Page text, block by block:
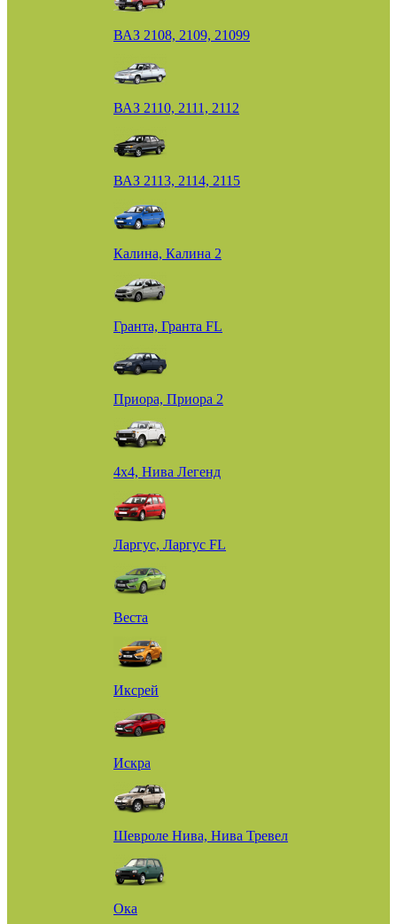
ВАЗ 2108, 2109, 21099
ВАЗ 2110, 2111, 2112
ВАЗ 2113, 2114, 2115
Калина, Калина 2
Гранта, Гранта FL
Приора, Приора 2
4х4, Нива Легенд
Ларгус, Ларгус FL
Веста
Иксрей
Искра
Шевроле Нива, Нива Тревел
Ока